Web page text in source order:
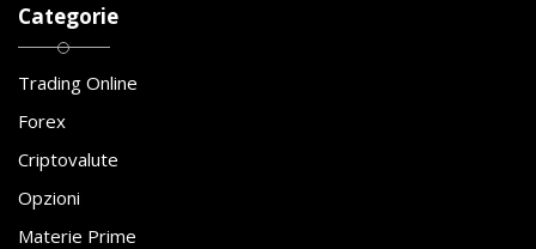
Categorie
Trading Online
Forex
Criptovalute
Opzioni
Materie Prime